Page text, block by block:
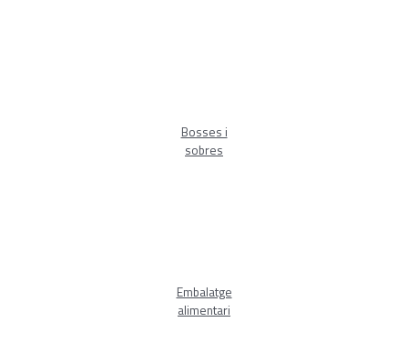
Bosses i
sobres
Embalatge
alimentari